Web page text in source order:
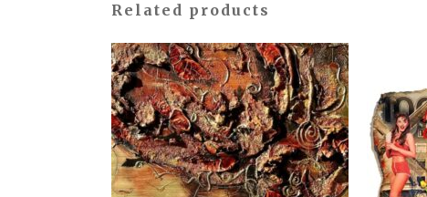
Related products